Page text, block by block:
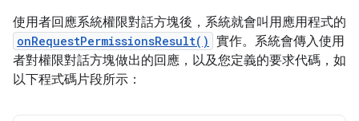
使用者回應系統權限對話方塊後，系統就會叫用應用程式的
onRequestPermissionsResult() 實作。系統會傳入使用
者對權限對話方塊做出的回應，以及您定義的要求代碼，如
以下程式碼片段所示：